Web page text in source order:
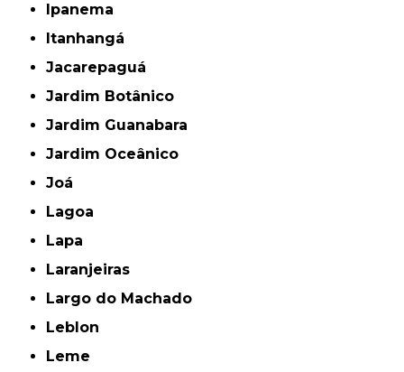
Ipanema
Itanhangá
Jacarepaguá
Jardim Botânico
Jardim Guanabara
Jardim Oceânico
Joá
Lagoa
Lapa
Laranjeiras
Largo do Machado
Leblon
Leme